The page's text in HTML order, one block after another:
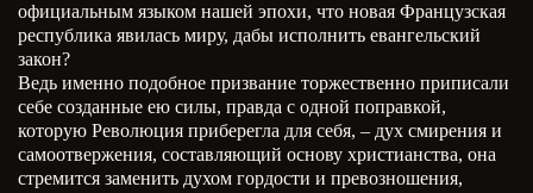
официальным языком нашей эпохи, что новая Французская
республика явилась миру, дабы исполнить евангельский
закон?
Ведь именно подобное призвание торжественно приписали
себе созданные ею силы, правда с одной поправкой,
которую Революция приберегла для себя, – дух смирения и
самоотвержения, составляющий основу христианства, она
стремится заменить духом гордости и превозношения,